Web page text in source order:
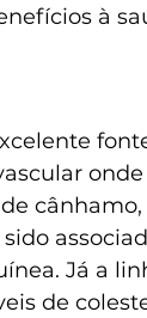
à
onde
Já a
de